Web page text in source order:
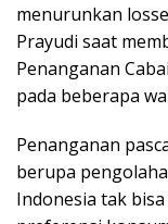
menurunkan
Prayudi saat
Penanganan
pada beberapa
Penanganan
berupa
Indonesia tak